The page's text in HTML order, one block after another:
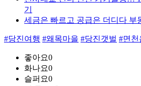
기
세금은 빠르고 공급은 더디다 부
#당진여행 #왜목마을 #당진갯벌 #면천
좋아요0
화나요0
슬퍼요0